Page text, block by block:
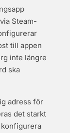
Steam-
till appen
inte längre
ska
adress för
det starkt